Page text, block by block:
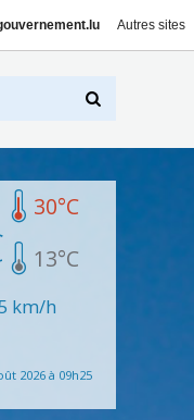
Autres sites
30°C
13°C
km/h
2026 à 09h25